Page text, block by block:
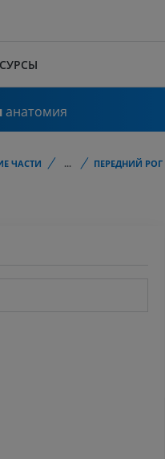
анатомия
ЧАСТИ ... ПЕРЕДНИЙ РОГ